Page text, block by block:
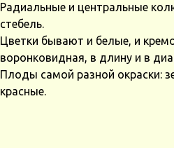
Радиальные и центральные
стебель.
Цветки бывают и белые, и
воронковидная, в длину и в
Плоды самой разной окраски:
красные.